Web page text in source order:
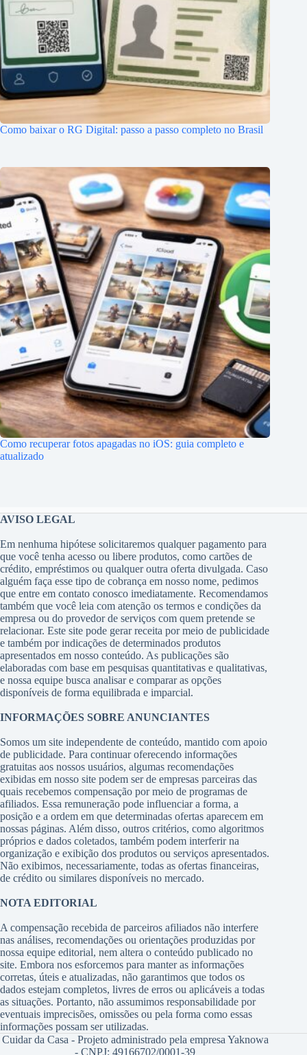
Como baixar o RG Digital: passo a passo completo no Brasil
Como recuperar fotos apagadas no iOS: guia completo e
atualizado
AVISO LEGAL
Em nenhuma hipótese solicitaremos qualquer pagamento para
que você tenha acesso ou libere produtos, como cartões de
crédito, empréstimos ou qualquer outra oferta divulgada. Caso
alguém faça esse tipo de cobrança em nosso nome, pedimos
que entre em contato conosco imediatamente. Recomendamos
também que você leia com atenção os termos e condições da
empresa ou do provedor de serviços com quem pretende se
relacionar. Este site pode gerar receita por meio de publicidade
e também por indicações de determinados produtos
apresentados em nosso conteúdo. As publicações são
elaboradas com base em pesquisas quantitativas e qualitativas,
e nossa equipe busca analisar e comparar as opções
disponíveis de forma equilibrada e imparcial.
INFORMAÇÕES SOBRE ANUNCIANTES
Somos um site independente de conteúdo, mantido com apoio
de publicidade. Para continuar oferecendo informações
gratuitas aos nossos usuários, algumas recomendações
exibidas em nosso site podem ser de empresas parceiras das
quais recebemos compensação por meio de programas de
afiliados. Essa remuneração pode influenciar a forma, a
posição e a ordem em que determinadas ofertas aparecem em
nossas páginas. Além disso, outros critérios, como algoritmos
próprios e dados coletados, também podem interferir na
organização e exibição dos produtos ou serviços apresentados.
Não exibimos, necessariamente, todas as ofertas financeiras,
de crédito ou similares disponíveis no mercado.
NOTA EDITORIAL
A compensação recebida de parceiros afiliados não interfere
nas análises, recomendações ou orientações produzidas por
nossa equipe editorial, nem altera o conteúdo publicado no
site. Embora nos esforcemos para manter as informações
corretas, úteis e atualizadas, não garantimos que todos os
dados estejam completos, livres de erros ou aplicáveis a todas
as situações. Portanto, não assumimos responsabilidade por
eventuais imprecisões, omissões ou pela forma como essas
informações possam ser utilizadas.
Cuidar da Casa - Projeto administrado pela empresa Yaknowa
- CNPJ: 49166702/0001-39